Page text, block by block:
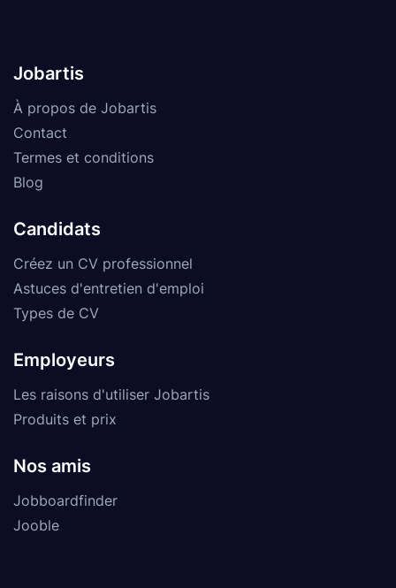
Jobartis
À propos de Jobartis
Contact
Termes et conditions
Blog
Candidats
Créez un CV professionnel
Astuces d'entretien d'emploi
Types de CV
Employeurs
Les raisons d'utiliser Jobartis
Produits et prix
Nos amis
Jobboardfinder
Jooble